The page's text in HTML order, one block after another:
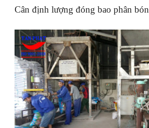
Cân định lượng đóng bao phân bón